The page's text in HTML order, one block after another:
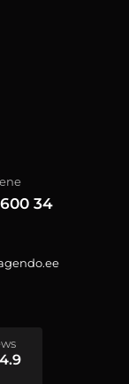
34
4.9